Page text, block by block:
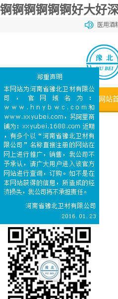
锕锕锕锕锕锕好大好
医用
锕锕锕
医用
网站